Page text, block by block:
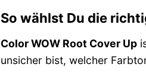
So wählst Du die
Color WOW Root Cover Up
unsicher bist, welcher